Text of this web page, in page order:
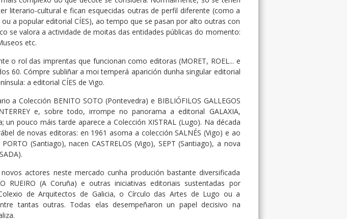
literario-cultural e fican esquecidas outras de perfil diferente (como a
ou a popular editorial CÍES), ao tempo que se pasan por alto outras con
se valora a actividade de moitas das entidades públicas do momento:
etc.
o rol das imprentas que funcionan como editoras (MORET, ROEL... e
60. Cómpre subliñar a moi temperá aparición dunha singular editorial
a editorial CÍES de Vigo.
a Colección BENITO SOTO (Pontevedra) e BIBLIÓFILOS GALLEGOS
e, sobre todo, irrompe no panorama a editorial GALAXIA,
pouco máis tarde aparece a Colección XISTRAL (Lugo). Na década
de novas editoras: en 1961 asoma a colección SALNÉS (Vigo) e ao
(Santiago), nacen CASTRELOS (Vigo), SEPT (Santiago), a nova
actores neste mercado cunha produción bastante diversificada
RUEIRO (A Coruña) e outras iniciativas editoriais sustentadas por
de Arquitectos de Galicia, o Círculo das Artes de Lugo ou a
tantas outras. Todas elas desempeñaron un papel decisivo na